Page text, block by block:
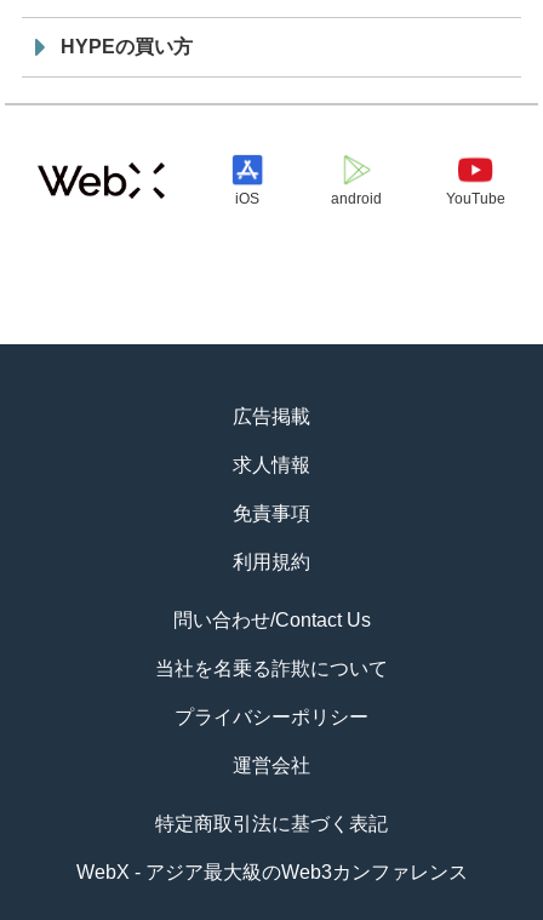
HYPEの買い方
iOS android YouTube
広告掲載
求人情報
免責事項
利用規約
問い合わせ/Contact Us
当社を名乗る詐欺について
プライバシーポリシー
運営会社
特定商取引法に基づく表記
WebX - アジア最大級のWeb3カンファレンス